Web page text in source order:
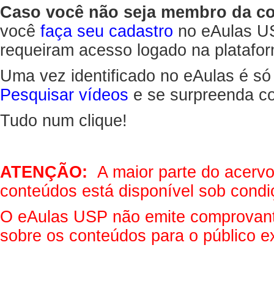
Caso você não seja membro da
você faça seu cadastro no eAulas
requeiram acesso logado na
Uma vez identificado no eAulas é
Pesquisar vídeos e se surpreenda
Tudo num clique!
ATENÇÃO: A maior parte do
conteúdos está disponível sob
O eAulas USP não emite
sobre os conteúdos para o público